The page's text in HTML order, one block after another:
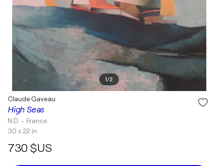
1/2
High Seas
Claude Gaveau
N.D • France
30 x 22 in
730 $US